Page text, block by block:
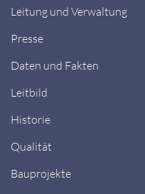
Leitung und Verwaltung
Presse
Daten und Fakten
Leitbild
Historie
Qualität
Bauprojekte